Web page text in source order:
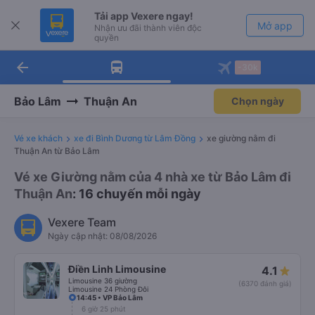
Tải app Vexere ngay!
Nhận ưu đãi thành viên độc
quyền
Mở app
Tải app Vexere
-30k/ghế khi đặt vé máy bay qua
Mở app
arrow_back
Bảo Lâm Thuận An Chọn ngày
Vé xe khách xe đi Bình Dương từ Lâm Đồng
xe giường nằm đi
Thuận An từ Bảo Lâm
Vé xe Giường nằm của 4 nhà xe từ Bảo Lâm đi
Thuận An: 16 chuyến mỗi ngày
Vexere Team
Ngày cập nhật: 08/08/2026
Điền Linh Limousine
Limousine 36 giường
Limousine 24 Phòng Đôi
4.1
(6370 đánh giá)
14:45 • VP Bảo Lâm
6 giờ 25 phút